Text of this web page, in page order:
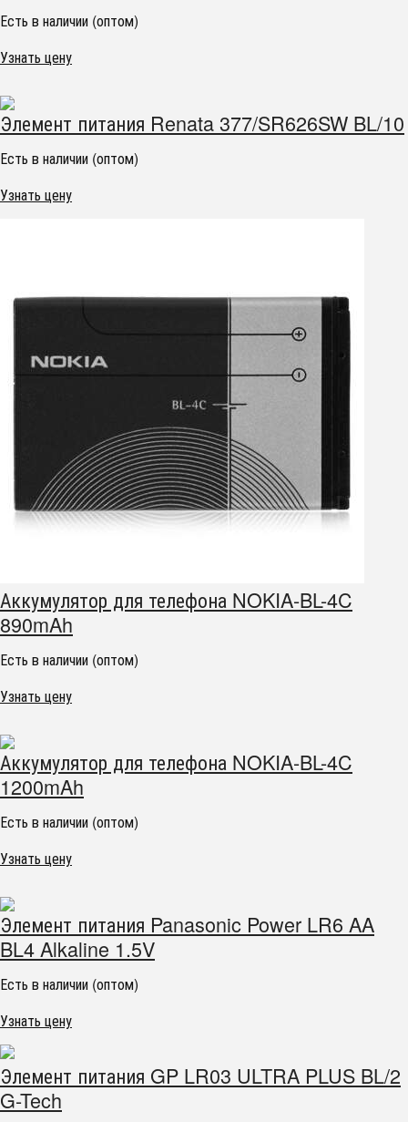
Есть в наличии (оптом)
Узнать цену
Элемент питания Renata 377/SR626SW BL/10
Есть в наличии (оптом)
Узнать цену
Аккумулятор для телефона NOKIA-BL-4C
890mAh
Есть в наличии (оптом)
Узнать цену
Аккумулятор для телефона NOKIA-BL-4C
1200mAh
Есть в наличии (оптом)
Узнать цену
Элемент питания Panasonic Power LR6 AA
BL4 Alkaline 1.5V
Есть в наличии (оптом)
Узнать цену
Элемент питания GP LR03 ULTRA PLUS BL/2
G-Tech